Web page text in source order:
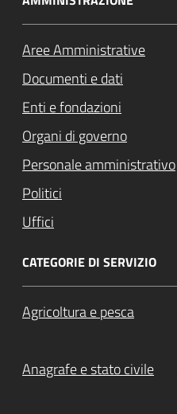
Aree Amministrative
Documenti e dati
Enti e fondazioni
Organi di governo
Personale amministrativo
Politici
Uffici
CATEGORIE DI SERVIZIO
Agricoltura e pesca
Anagrafe e stato civile